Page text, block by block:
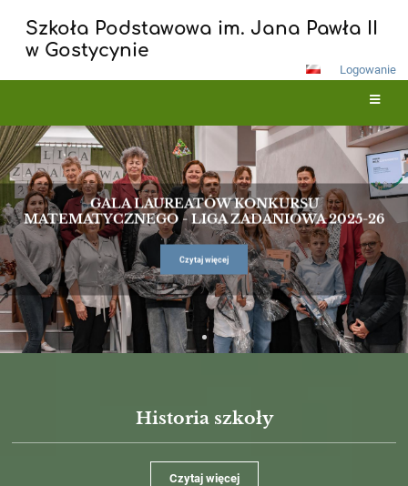
Szkoła Podstawowa im. Jana Pawła II
w Gostycynie
Logowanie
Strona
główna
GALA LAUREATÓW KONKURSU
MATEMATYCZNEGO - LIGA ZADANIOWA 2025-26
Czytaj więcej
Historia szkoły
Czytaj więcej